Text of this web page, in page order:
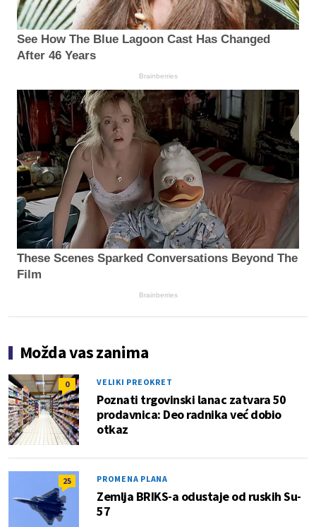
See How The Blue Lagoon Cast Has Changed
After 46 Years
Brainberries
These Scenes Sparked Conversations Beyond The
Film
Brainberries
Možda vas zanima
0 VELIKI PREOKRET
Poznati trgovinski lanac zatvara 50
prodavnica: Deo radnika već dobio
otkaz
25 PROMENA PLANA
Zemlja BRIKS-a odustaje od ruskih Su-
57